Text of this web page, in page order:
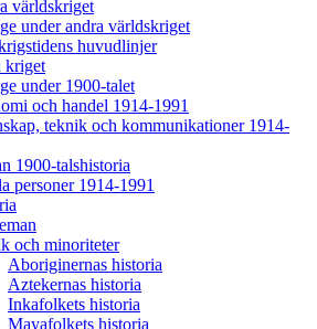
världskriget
under andra världskriget
huvudlinjer
kriget
under 1900-talet
och handel 1914-1991
teknik och kommunikationer 1914-
1900-talshistoria
personer 1914-1991
och minoriteter
Aboriginernas historia
Aztekernas historia
Inkafolkets historia
Mayafolkets historia